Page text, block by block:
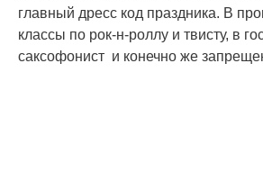
главный дресс код праздника. В
классы по рок-н-роллу и твисту, в
саксофонист и конечно же